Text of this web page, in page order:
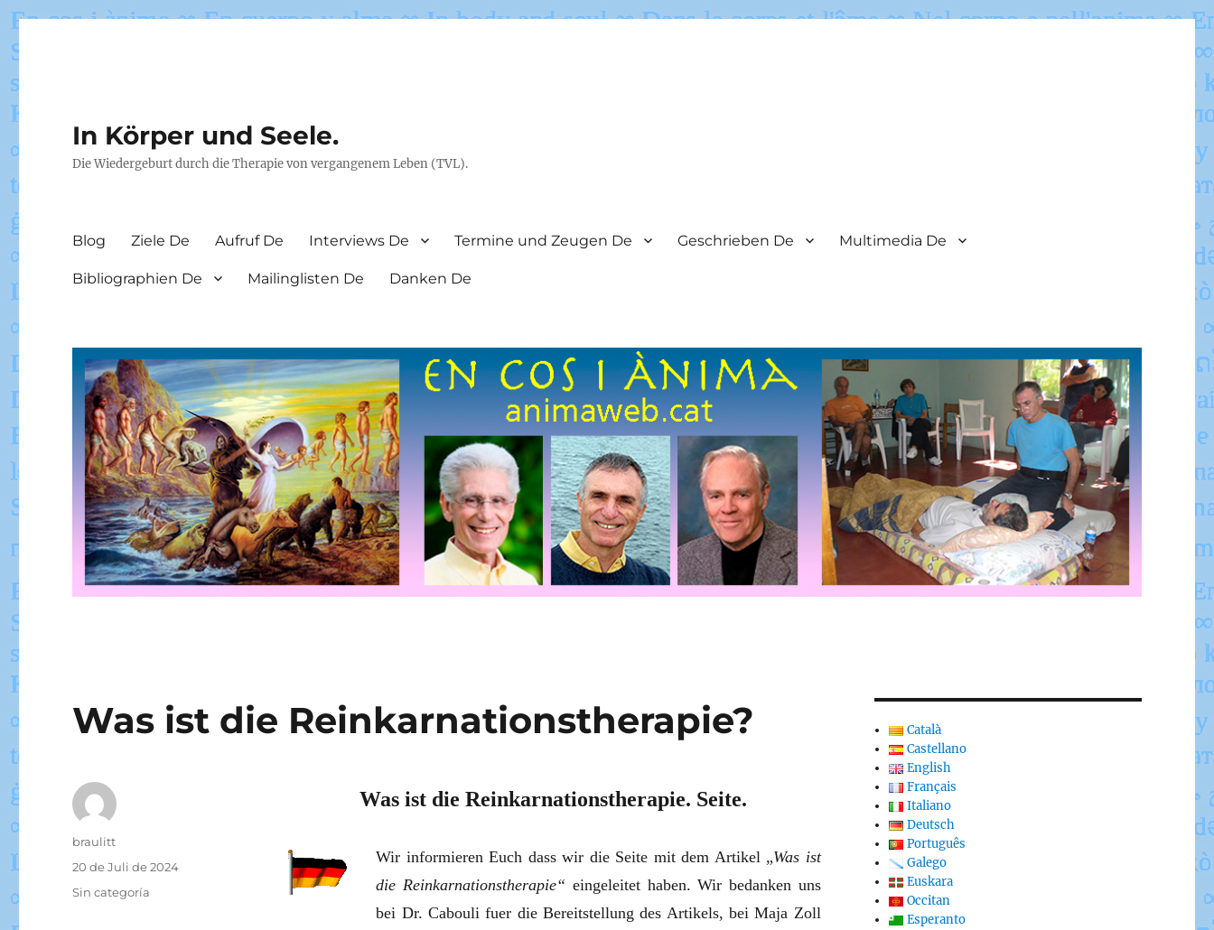
In Körper und Seele.
Die Wiedergeburt durch die Therapie von vergangenem Leben (TVL).
Blog Ziele De Aufruf De Interviews De Termine und Zeugen De Geschrieben De Multimedia De
Bibliographien De Mailinglisten De Danken De
Was ist die Reinkarnationstherapie?
Was ist die Reinkarnationstherapie. Seite.
Wir informieren Euch dass wir die Seite mit dem Artikel „Was ist
die Reinkarnationstherapie“ eingeleitet haben. Wir bedanken uns
bei Dr. Cabouli fuer die Bereitstellung des Artikels, bei Maja Zoll
Autor
braulitt
Veröffentlicht
am
20 de Juli de 2024
Kategorien
Sin categoría
Català
Castellano
English
Français
Italiano
Deutsch
Português
Galego
Euskara
Occitan
Esperanto